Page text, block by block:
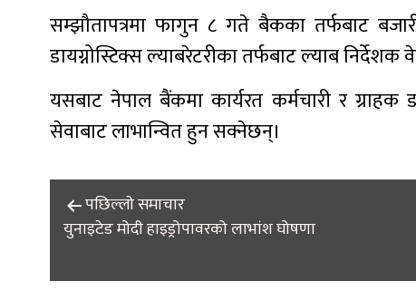
सम्झौतापत्रमा फागुन ८ गते बैकका तर्फबाट
डायग्नोस्टिक्स ल्याबरेटरीका तर्फबाट ल्याब निर्देशक
यसबाट नेपाल बैंकमा कार्यरत कर्मचारी र ग्राहक
सेवाबाट लाभान्वित हुन सक्नेछन्।
Postपछिल्लाे समाचार
युनाइटेड मोदी हाइड्रोपावरको लाभांश घोषणा